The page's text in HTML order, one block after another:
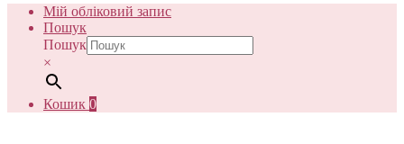
Мій обліковий запис
Пошук
Пошук
×
Кошик 0